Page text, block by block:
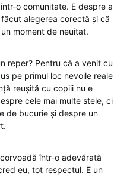
o comunitate. E despre a
alegerea corectă și că
moment de neuitat.
reper? Pentru că a venit cu
pe primul loc nevoile reale
reușită cu copiii nu e
cele mai multe stele, ci
de bucurie și despre un
într-o adevărată
eu, tot respectul. E un